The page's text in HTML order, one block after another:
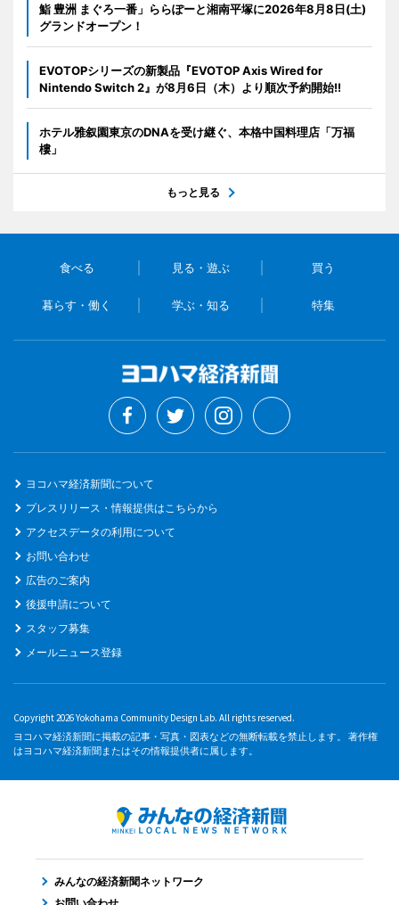
鮨 豊洲 まぐろ一番」ららぽーと湘南平塚に2026年8月8日(土)
グランドオープン！
EVOTOPシリーズの新製品『EVOTOP Axis Wired for
Nintendo Switch 2』が8月6日（木）より順次予約開始!!
ホテル雅叙園東京のDNAを受け継ぐ、本格中国料理店「万福
樓」
もっと見る
食べる 見る・遊ぶ 買う
暮らす・働く 学ぶ・知る 特集
ヨコハマ経済新聞について
プレスリリース・情報提供はこちらから
アクセスデータの利用について
お問い合わせ
広告のご案内
後援申請について
スタッフ募集
メールニュース登録
Copyright 2026 Yokohama Community Design Lab. All rights reserved.
ヨコハマ経済新聞に掲載の記事・写真・図表などの無断転載を禁止します。 著作権
はヨコハマ経済新聞またはその情報提供者に属します。
みんなの経済新聞ネットワーク